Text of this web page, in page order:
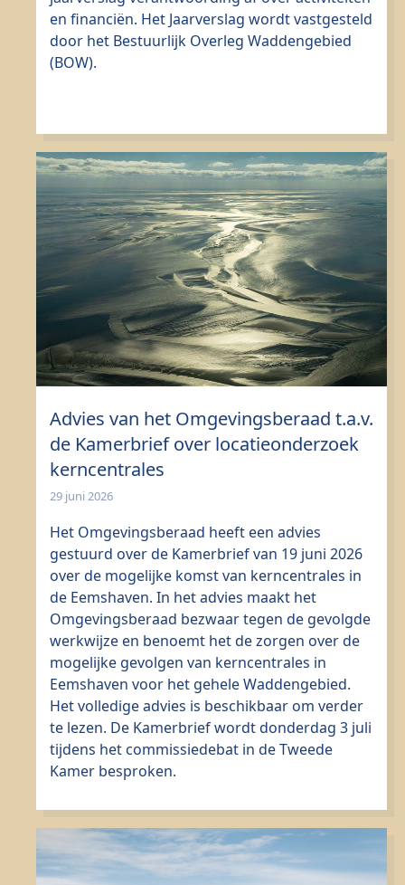
en financiën. Het Jaarverslag wordt vastgesteld
door het Bestuurlijk Overleg Waddengebied
(BOW).
Advies van het Omgevingsberaad t.a.v.
de Kamerbrief over locatieonderzoek
kerncentrales
29 juni 2026
Het Omgevingsberaad heeft een advies
gestuurd over de Kamerbrief van 19 juni 2026
over de mogelijke komst van kerncentrales in
de Eemshaven. In het advies maakt het
Omgevingsberaad bezwaar tegen de gevolgde
werkwijze en benoemt het de zorgen over de
mogelijke gevolgen van kerncentrales in
Eemshaven voor het gehele Waddengebied.
Het volledige advies is beschikbaar om verder
te lezen. De Kamerbrief wordt donderdag 3 juli
tijdens het commissiedebat in de Tweede
Kamer besproken.